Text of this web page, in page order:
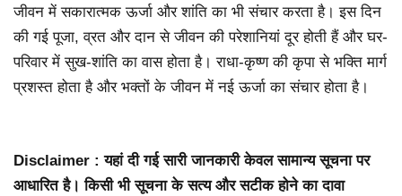
जीवन में सकारात्मक ऊर्जा और शांति का भी संचार करता है। इस दिन
की गई पूजा, व्रत और दान से जीवन की परेशानियां दूर होती हैं और घर-
परिवार में सुख-शांति का वास होता है। राधा-कृष्ण की कृपा से भक्ति मार्ग
प्रशस्त होता है और भक्तों के जीवन में नई ऊर्जा का संचार होता है।
Disclaimer : यहां दी गई सारी जानकारी केवल सामान्य सूचना पर
आधारित है। किसी भी सूचना के सत्य और सटीक होने का दावा